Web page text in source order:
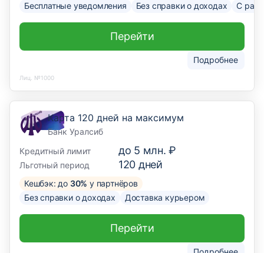
Бесплатные уведомления
Без справки о доходах С
Подробнее
Перейти
Лиц. №1000
Карта 120 дней на максимум
Банк Уралсиб
Кредитный лимит
до 5 млн. ₽
Льготный период 120 дней
Кешбэк: до 30% у партнёров
Без справки о доходах
Доставка курьером
Перейти